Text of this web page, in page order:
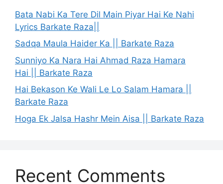
Bata Nabi Ka Tere Dil Main Piyar Hai Ke Nahi
Lyrics Barkate Raza||
Sadqa Maula Haider Ka || Barkate Raza
Sunniyo Ka Nara Hai Ahmad Raza Hamara
Hai || Barkate Raza
Hai Bekason Ke Wali Le Lo Salam Hamara ||
Barkate Raza
Hoga Ek Jalsa Hashr Mein Aisa || Barkate Raza
Recent Comments